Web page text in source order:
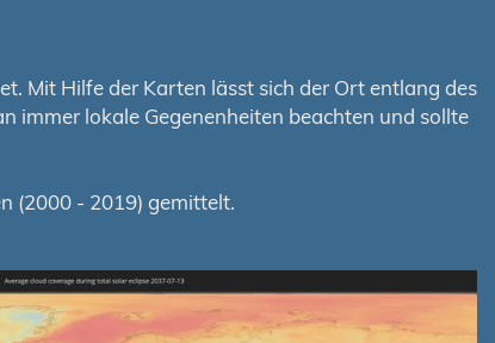
Mit Hilfe der Karten lässt sich der Ort entlang des
immer lokale Gegenenheiten beachten und sollte
(2000 - 2019) gemittelt.